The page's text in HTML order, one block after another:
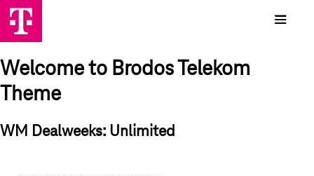
Welcome to Brodos Telekom
Theme
WM Dealweeks: Unlimited